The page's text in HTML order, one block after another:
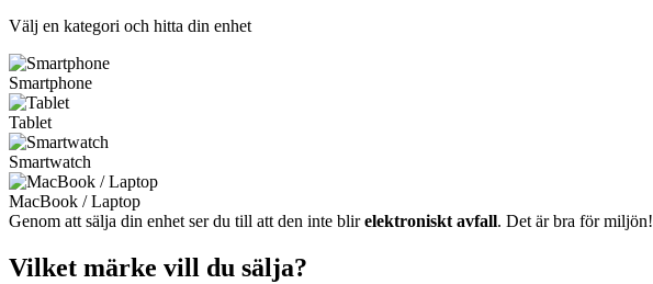
Välj en kategori och hitta din enhet
Smartphone
Tablet
Smartwatch
MacBook / Laptop
Genom att sälja din enhet ser du till att den inte blirelektroniskt avfall. Det är bra för miljön!
Vilket märke vill du sälja?